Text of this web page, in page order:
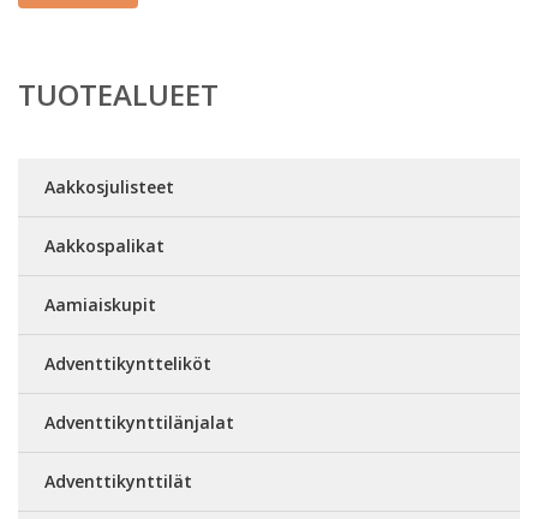
TUOTEALUEET
Aakkosjulisteet
Aakkospalikat
Aamiaiskupit
Adventtikyntteliköt
Adventtikynttilänjalat
Adventtikynttilät